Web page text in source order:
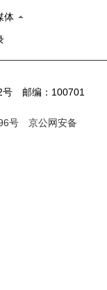
体
2号 邮编：100701
号
京公网安备